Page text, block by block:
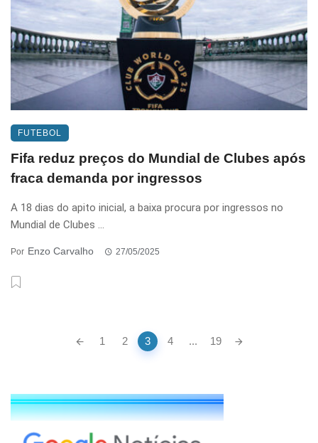
FUTEBOL
Fifa reduz preços do Mundial de Clubes após
fraca demanda por ingressos
A 18 dias do apito inicial, a baixa procura por ingressos no
Mundial de Clubes ...
Por Enzo Carvalho 27/05/2025
1 2 3 4 ... 19